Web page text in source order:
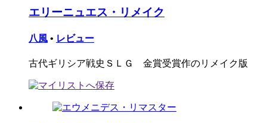
エリーニュエス・リメイク
八風 • レビュー
古代ギリシア戦史ＳＬＧ 金賞受賞作のリメイク版